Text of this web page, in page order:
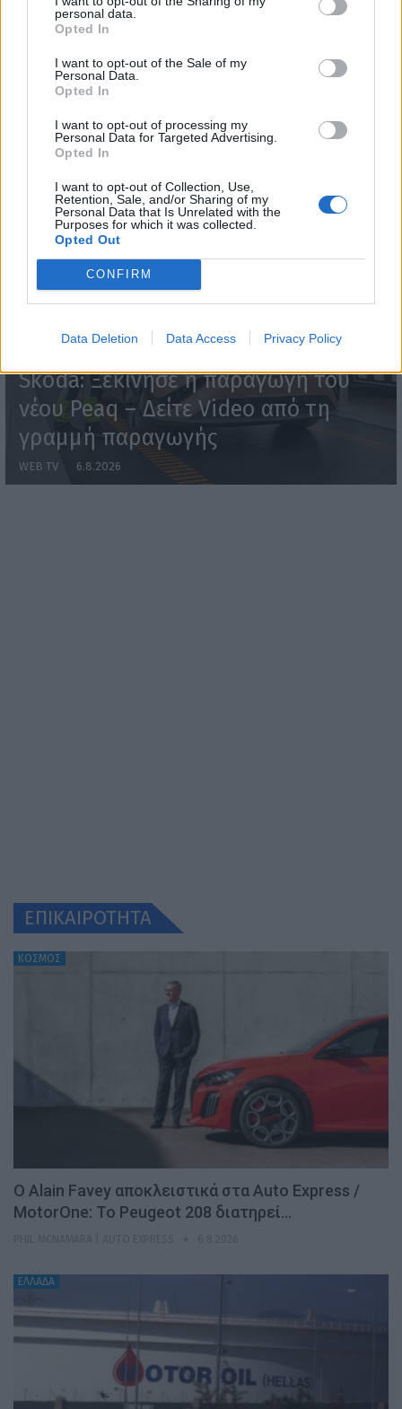
personal data.
Opted In
I want to opt-out of the Sale of my
Personal Data.
Opted In
I want to opt-out of processing my
Personal Data for Targeted Advertising.
Opted In
I want to opt-out of Collection, Use,
Retention, Sale, and/or Sharing of my
Personal Data that Is Unrelated with the
Purposes for which it was collected.
Opted Out
CONFIRM
Data Deletion Data Access Privacy Policy
WEBTV
Skoda: Ξεκίνησε η παραγωγή του
νέου Peaq – Δείτε Video από τη
γραμμή παραγωγής
WEB TV 6.8.2026
ΕΠΙΚΑΙΡΟΤΗΤΑ
ΚΟΣΜΟΣ
Ο Alain Favey αποκλειστικά στα Auto Express /
MotorOne: Το Peugeot 208 διατηρεί…
ΕΛΛΑΔΑ